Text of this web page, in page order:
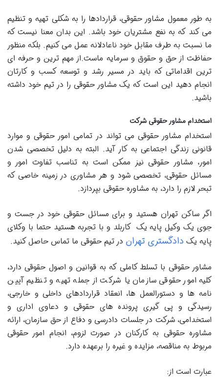
به طور معمول مشاور حقوقی، قراردادها را به شکلی تهیه و تنظیم
می کند که به نفع مشتریان خود باشد. این بدان معنا نیست که
ما نسبت به طرف مقابل خود ناعادلانه عمل می کنیم. بلکه منظور
حفاظت از حق و حقوق و سرمایه ماست.از مهم ترین و حرفه ای
ترین اقداماتی که باید در مسیر رشد و توسعه کسب و کارتان
انجام دهید این است که یک مشاور حقوقی را در تیم خود داشته
باشید.
استخدام مشاور حقوقی شرکت
استخدام مشاور حقوقی می تواند در تمامی امور حقوقی و موارد
قانونی زندگی اجتماعی به کار آید. البته به دلیل تخصصی شدن
امور، مشاور حقوقی نیز ممکن است به تناسب تفاوت امور و
مسائل حقوقی، تخصصی شود و هر مشاوری در زمینه خاصی که
تبحر لازم را دارد، به مشاوره حقوقی بپردازد.
اگر ساکن تهران هستید و برای مسائل حقوقی خود در جست و
جوی یک وکیل پایه یک کاربلد و با تجربه هستید حتما با وکلای
پایه یک دادگستری تهران در تیم حقوقی ما تماس حاصل کنید.
مشاور حقوقی با تسلط کاملی که به قوانین و اصول حقوقی دارد،
کلیه امور حقوقی سازمان یا شرکت از جمله تهیه و تنظیم آیین
نامه ها و دستورالعمل ها، انعقاد قراردادهای داخلی و خارجی،
رسیدگی و پی گیری پرونده های حقوقی و دعاوی اداری و
استخدامی، شرکت در جلسات دادرسی و دفاع از حق سازمان، ارائه
مشاوره حقوقی به کارکنان در صورت لزوم، انجام امور حقوقی
مربوط به مناقصه، مزایده و غیره را برعهده دارد.
عبارت است از: